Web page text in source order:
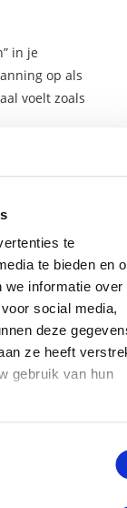
te
te bieden en
informatie over
social media,
deze
ze heeft
gebruik van hun
in je
op als
voelt zoals
jezelf
je lichaam
van
weg -
om jezelf te
je voelt en